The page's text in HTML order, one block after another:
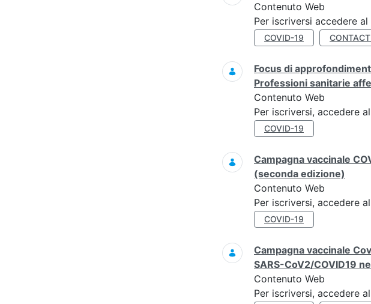
Contenuto Web
Per iscriversi accedere
COVID-19
Focus di
Professioni sanitarie
Contenuto Web
Per iscriversi, accedere
COVID-19
Campagna vaccinale
(seconda edizione)
Contenuto Web
Per iscriversi, accedere
COVID-19
Campagna vaccinale
SARS-CoV2/COVID19
Contenuto Web
Per iscriversi, accedere